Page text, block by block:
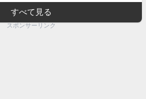
すべて見る
スポンサーリンク